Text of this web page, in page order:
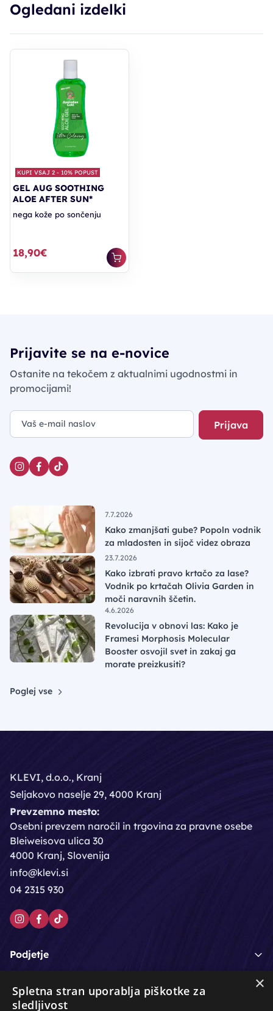
Ogledani izdelki
KUPI VSAJ 2 - 10% POPUST
GEL AUG SOOTHING
ALOE AFTER SUN*
nega kože po sončenju
18,90€
Prijavite se na e-novice
Ostanite na tekočem z aktualnimi ugodnostmi in
promocijami!
Prijava
7.7.2026
Kako zmanjšati gube? Popoln vodnik
za mladosten in sijoč videz obraza
23.7.2026
Kako izbrati pravo krtačo za lase?
Vodnik po krtačah Olivia Garden in
moči naravnih ščetin.
4.6.2026
Revolucija v obnovi las: Kako je
Framesi Morphosis Molecular
Booster osvojil svet in zakaj ga
morate preizkusiti?
Poglej vse
KLEVI, d.o.o., Kranj
Seljakovo naselje 29, 4000 Kranj
Prevzemno mesto:
Osebni prevzem naročil in trgovina za pravne osebe
Bleiweisova ulica 30
4000 Kranj, Slovenija
info@klevi.si
04 2315 930
Podjetje
Moj račun ×
Spletna stran uporablja piškotke za
sledljivost